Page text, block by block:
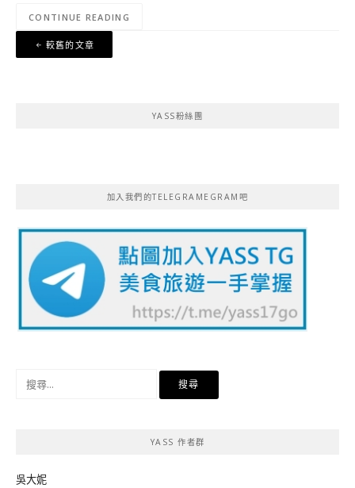
CONTINUE READING
文
章
較舊的文章
YASS粉絲團
加入我們的TELEGRAMEGRAM吧
YASS 作者群
吳大妮